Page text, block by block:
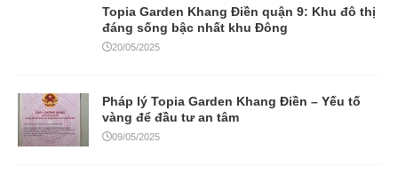
Topia Garden Khang Điền quận 9: Khu đô thị
đáng sống bậc nhất khu Đông
20/05/2025
Pháp lý Topia Garden Khang Điền – Yếu tố
vàng để đầu tư an tâm
09/05/2025